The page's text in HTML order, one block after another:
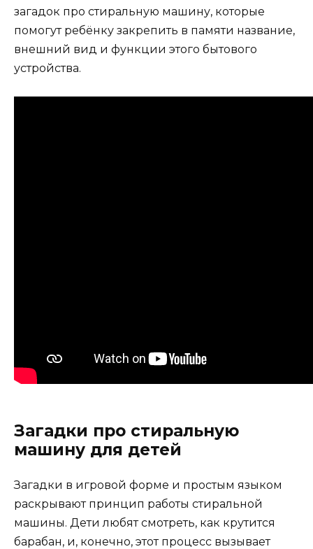
загадок про стиральную машину, которые
помогут ребёнку закрепить в памяти название,
внешний вид и функции этого бытового
устройства.
Загадки про стиральную
машину для детей
Загадки в игровой форме и простым языком
раскрывают принцип работы стиральной
машины. Дети любят смотреть, как крутится
барабан, и, конечно, этот процесс вызывает